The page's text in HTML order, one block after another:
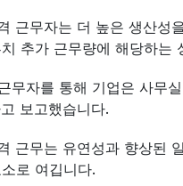
근무자는 더 높은 생산성
추가 근무량에 해당하는
무자를 통해 기업은 사무
보고했습니다.
근무는 유연성과 향상된
로 여깁니다.